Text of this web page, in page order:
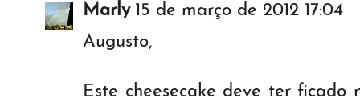
Marly 15 de março de 2012 17:04
Augusto,
Este cheesecake deve ter